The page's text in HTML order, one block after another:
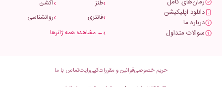
دانلود اپلیکیشن
درباره ما
سوالات متداول
طنز
اکشن
فانتزی
روانشناسی
← مشاهده همه ژانرها
حریم خصوصیقوانین و مقرراتکپی‌رایتتماس با ما